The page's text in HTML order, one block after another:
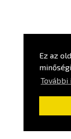
Ez az
További